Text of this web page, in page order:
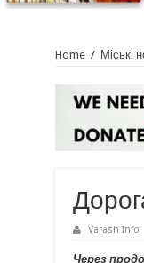
Home / Міські
Varash Info
Через